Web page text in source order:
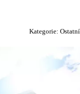
Kategorie: Ostatní